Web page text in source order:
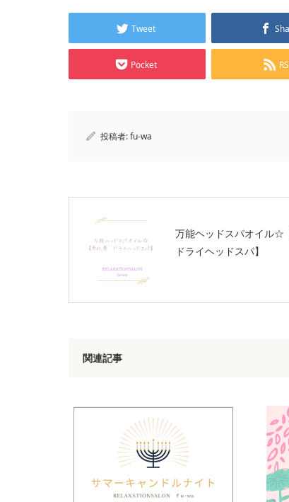
Tweet
Pocket
投稿者:fu-wa
万能ヘッドスパオイル☆
ドライヘッドスパ】
関連記事